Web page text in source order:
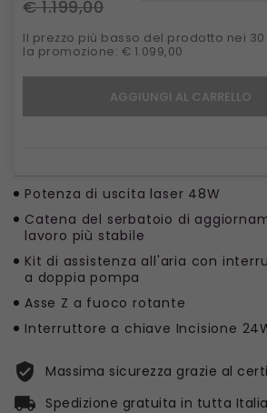
€ 1.199,00
Il prezzo più basso del prodotto nei
la promozione: € 1.099,00
AGGIUNGI AL CARRELLO
Potenza di uscita laser 48W
Catena del serbatoio di
lavoro più stabile
Kit di assistenza all'aria con
a doppia pompa
Asse Z a fuoco rotante
Interruttore a chiave Incisione
Massima sicurezza grazie al
Spedizione gratuita in tutta Italia